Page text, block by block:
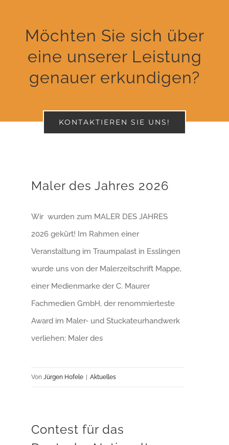
Möchten Sie sich über
eine unserer Leistung
genauer erkundigen?
KONTAKTIEREN SIE UNS!
Maler des Jahres 2026
Wir wurden zum MALER DES JAHRES
2026 gekürt! Im Rahmen einer
Veranstaltung im Traumpalast in Esslingen
wurde uns von der Malerzeitschrift Mappe,
einer Medienmarke der C. Maurer
Fachmedien GmbH, der renommierteste
Award im Maler- und Stuckateurhandwerk
verliehen: Maler des
VonJürgen Hofele Aktuelles
Contest für das